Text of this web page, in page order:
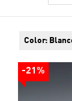
color:
-21%